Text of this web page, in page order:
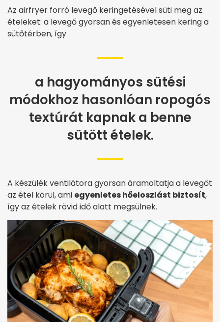
Az airfryer forró levegő keringetésével süti meg az
ételeket: a levegő gyorsan és egyenletesen kering a
sütőtérben, így
a hagyományos sütési
módokhoz hasonlóan ropogós
textúrát kapnak a benne
sütött ételek.
A készülék ventilátora gyorsan áramoltatja a levegőt
az étel körül, ami egyenletes hőeloszlást biztosít,
így az ételek rövid idő alatt megsülnek.